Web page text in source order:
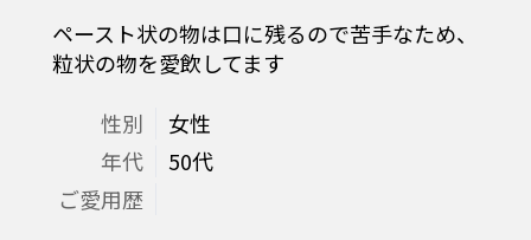
ペースト状の物は口に残るので苦手なため、
粒状の物を愛飲してます
性別
女性
年代
50代
ご愛用歴